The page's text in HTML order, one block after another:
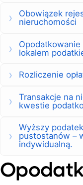
Obowiązek
nieruchomości
Opodatkowanie
lokalem
Rozliczenie
Transakcje na
kwestie
Wyższy
pustostanów –
indywidualną.